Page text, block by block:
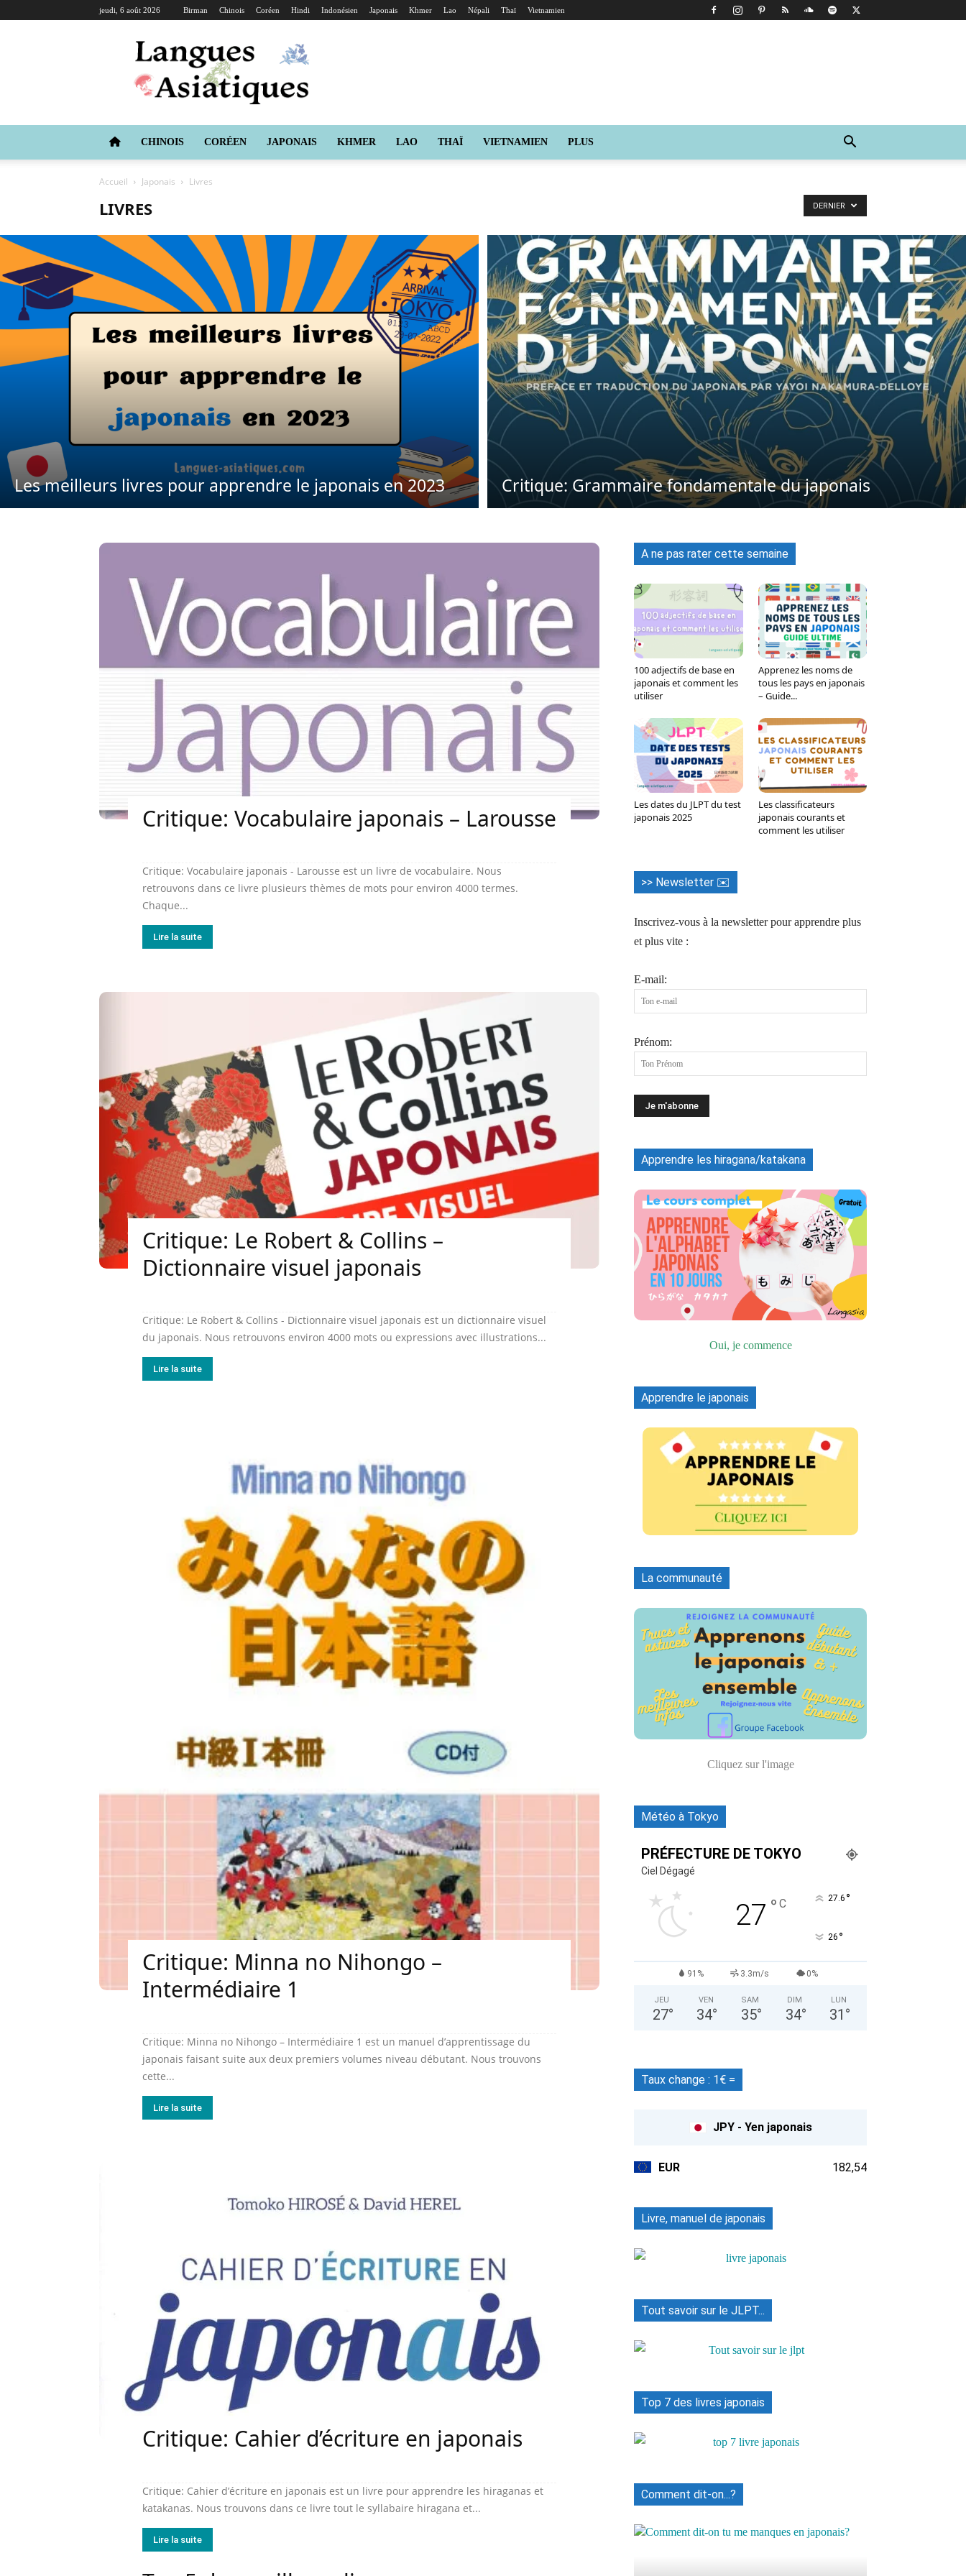
jeudi, 6 août 2026 Birman Chinois Coréen Hindi Indonésien Japonais Khmer Lao Népali Thaï Vietnamien
Langues
Asiatiques
CHINOIS CORÉEN JAPONAIS KHMER LAO THAÏ VIETNAMIEN PLUS
Accueil Japonais Livres
LIVRES DERNIER
Les meilleurs livres pour apprendre le japonais en 2023 Critique: Grammaire fondamentale du japonais
Critique: Vocabulaire japonais – Larousse
Critique: Vocabulaire japonais - Larousse est un livre de vocabulaire. Nous
retrouvons dans ce livre plusieurs thèmes de mots pour environ 4000 termes.
Chaque...
Lire la suite
Critique: Le Robert & Collins –
Dictionnaire visuel japonais
Critique: Le Robert & Collins - Dictionnaire visuel japonais est un dictionnaire visuel
du japonais. Nous retrouvons environ 4000 mots ou expressions avec illustrations...
Lire la suite
Critique: Minna no Nihongo –
Intermédiaire 1
Critique: Minna no Nihongo – Intermédiaire 1 est un manuel d’apprentissage du
japonais faisant suite aux deux premiers volumes niveau débutant. Nous trouvons
cette...
Lire la suite
Critique: Cahier d’écriture en japonais
Critique: Cahier d’écriture en japonais est un livre pour apprendre les hiraganas et
katakanas. Nous trouvons dans ce livre tout le syllabaire hiragana et...
Lire la suite
A ne pas rater cette semaine
100 adjectifs de base en
japonais et comment les
utiliser
Apprenez les noms de
tous les pays en japonais
– Guide...
Les dates du JLPT du test
japonais 2025
Les classificateurs
japonais courants et
comment les utiliser
>> Newsletter ✉️
Inscrivez-vous à la newsletter pour apprendre plus
et plus vite :
E-mail:
Prénom:
Apprendre les hiragana/katakana
Oui, je commence
Apprendre le japonais
La communauté
Cliquez sur l'image
Météo à Tokyo
PRÉFECTURE DE TOKYO
Ciel Dégagé
27 ° C 27.6 °
26 °
91% 3.3m/s 0%
JEU
27°
VEN
34°
SAM
35°
DIM
34°
LUN
31 °
Taux change : 1€ =
JPY - Yen japonais
EUR 182,54
Livre, manuel de japonais
Tout savoir sur le JLPT...
Top 7 des livres japonais
Comment dit-on...?